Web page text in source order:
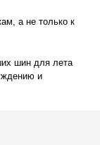
а не только к
шин для лета
и